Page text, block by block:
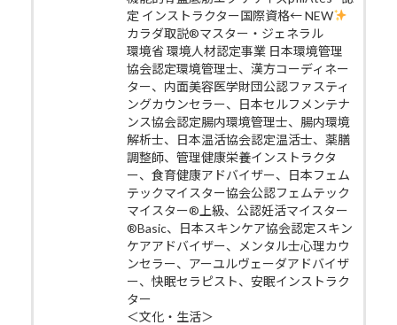
定 インストラクター国際資格← NEW
カラダ取説®マスター・ジェネラル
環境省 環境人材認定事業 日本環境管理
協会認定環境管理士、漢方コーディネー
ター、内面美容医学財団公認ファスティ
ングカウンセラー、日本セルフメンテナ
ンス協会認定腸内環境管理士、腸内環境
解析士、日本温活協会認定温活士、薬膳
調整師、管理健康栄養インストラクタ
ー、食育健康アドバイザー、日本フェム
テックマイスター協会公認フェムテック
マイスター®上級、公認妊活マイスター
®Basic、日本スキンケア協会認定スキン
ケアアドバイザー、メンタル士心理カウ
ンセラー、アーユルヴェーダアドバイザ
ー、快眠セラピスト、安眠インストラク
ター
＜文化・生活＞